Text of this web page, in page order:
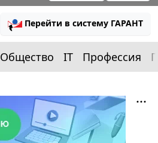
Перейти в систему ГАРАНТ
Общество IT Профессия